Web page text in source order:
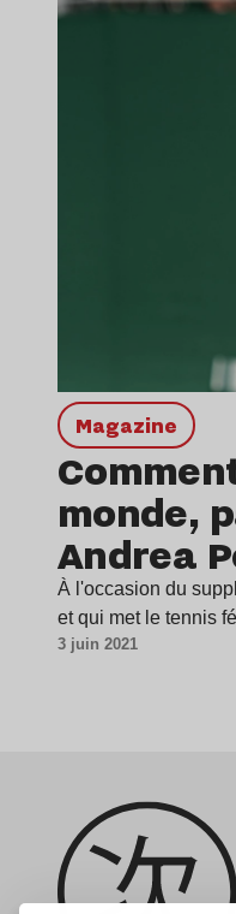
magazine
monde,
Andrea
À l'occasion du
et qui met le tennis
3 juin 2021